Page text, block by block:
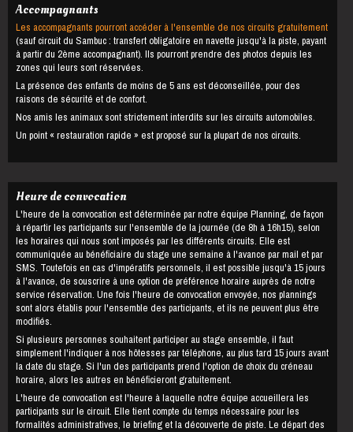
Accompagnants
Les accompagnants pourront accéder à l'ensemble de nos circuits gratuitement
(sauf circuit du Sambuc : transfert obligatoire en navette jusqu'à la piste, payant
à partir du 2ème accompagnant). Ils pourront prendre des photos depuis les
zones qui leurs sont réservées.
La présence des enfants de moins de 5 ans est déconseillée, pour des
raisons de sécurité et de confort.
Nos amis les animaux sont strictement interdits sur les circuits automobiles.
Un point « restauration rapide » est proposé sur la plupart de nos circuits.
Heure de convocation
L'heure de la convocation est déterminée par notre équipe Planning, de façon
à répartir les participants sur l'ensemble de la journée (de 8h à 16h15), selon
les horaires qui nous sont imposés par les différents circuits. Elle est
communiquée au bénéficiaire du stage une semaine à l'avance par mail et par
SMS. Toutefois en cas d'impératifs personnels, il est possible jusqu'à 15 jours
à l'avance, de souscrire à une option de préférence horaire auprès de notre
service réservation. Une fois l'heure de convocation envoyée, nos plannings
sont alors établis pour l'ensemble des participants, et ils ne peuvent plus être
modifiés.
Si plusieurs personnes souhaitent participer au stage ensemble, il faut
simplement l'indiquer à nos hôtesses par téléphone, au plus tard 15 jours avant
la date du stage. Si l'un des participants prend l'option de choix du créneau
horaire, alors les autres en bénéficieront gratuitement.
L'heure de convocation est l'heure à laquelle notre équipe accueillera les
participants sur le circuit. Elle tient compte du temps nécessaire pour les
formalités administratives, le briefing et la découverte de piste. Le départ des